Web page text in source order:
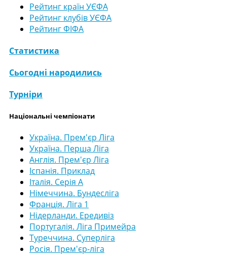
Рейтинг країн УЄФА
Рейтинг клубів УЄФА
Рейтинг ФІФА
Статистика
Сьогодні народились
Турніри
Національні чемпіонати
Україна. Прем'єр Ліга
Україна. Перша Ліга
Англія. Прем'єр Ліга
Іспанія. Приклад
Італія. Серія А
Німеччина. Бундесліга
Франція. Ліга 1
Нідерланди. Ередивіз
Португалія. Ліга Примейра
Туреччина. Суперліга
Росія. Прем'єр-ліга